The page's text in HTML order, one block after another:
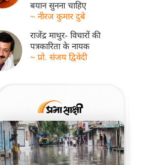
बयान सुनना चाहिए
~ नीरज कुमार दुबे
राजेंद्र माथुर- विचारों की
पत्रकारिता के नायक
~ प्रो. संजय द्विवेदी